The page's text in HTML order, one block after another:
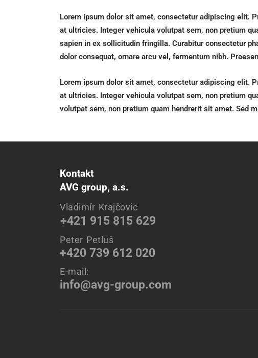
Lorem ipsum dolor sit amet, consectetur adipiscing elit.
at ultricies. Integer vehicula volutpat sem, non pretium
sapien in ex sollicitudin fringilla. Curabitur consectetur
dolor consequat, ornare arcu vel, fermentum nibh.
Lorem ipsum dolor sit amet, consectetur adipiscing elit.
at ultricies. Integer vehicula volutpat sem, non pretium
volutpat sem, non pretium quam hendrerit sit amet. Sed
Kontakt
AVG group, a.s.
Vladimír Krajčovic
+421 915 815 629
Peter Petluš
+420 739 612 020
E-mail:
info@avg-group.com